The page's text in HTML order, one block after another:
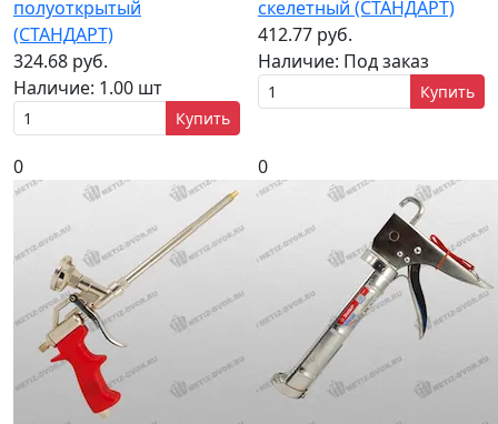
полуоткрытый
(СТАНДАРТ)
324.68 руб.
Наличие: 1.00 шт
Купить
скелетный (СТАНДАРТ)
412.77 руб.
Наличие: Под заказ
Купить
0 0